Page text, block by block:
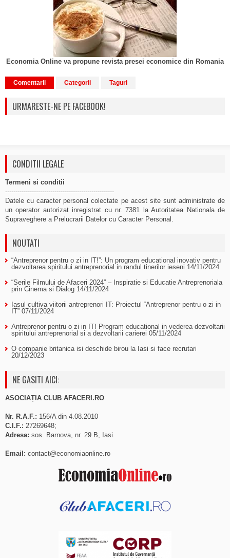
Economia Online va propune revista presei economice din Romania
Comentarii Categorii Taguri
URMARESTE-NE PE FACEBOOK!
CONDITII LEGALE
Termeni si conditii
-----------------------------------------------------
Datele cu caracter personal colectate pe acest site sunt administrate de
un operator autorizat inregistrat cu nr. 7381 la Autoritatea Nationala de
Supraveghere a Prelucrarii Datelor cu Caracter Personal.
NOUTATI
“Antreprenor pentru o zi in IT!”: Un program educational inovativ pentru
dezvoltarea spiritului antreprenorial in randul tinerilor ieseni 14/11/2024
“Serile Filmului de Afaceri 2024” – Inspiratie si Educatie Antreprenoriala
prin Cinema si Dialog 14/11/2024
Iasul cultiva viitorii antreprenori IT: Proiectul “Antreprenor pentru o zi in
IT” 07/11/2024
Antreprenor pentru o zi in IT! Program educational in vederea dezvoltarii
spiritului antreprenorial si a dezvoltarii carierei 05/11/2024
O companie britanica isi deschide birou la Iasi si face recrutari
20/12/2023
NE GASITI AICI:
ASOCIAȚIA CLUB AFACERI.RO
Nr. R.A.F.: 156/A din 4.08.2010
C.I.F.: 27269648;
Adresa: sos. Barnova, nr. 29 B, Iasi.
Email: contact@economiaonline.ro